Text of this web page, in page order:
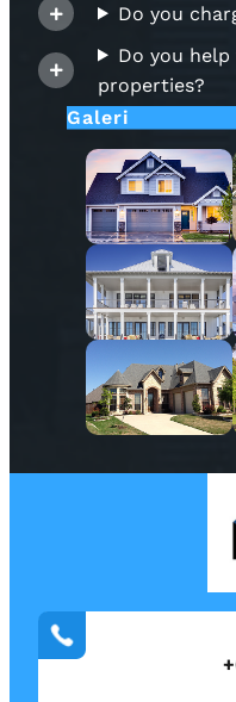
Do you
Do you
properties?
Galeri